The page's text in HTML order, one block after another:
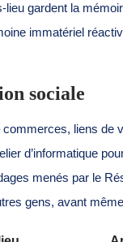
gardent la
immatériel
sociale
liens
d’informatique
menés par le
gens, avant